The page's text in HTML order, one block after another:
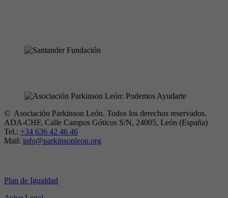
© Asociación Parkinson León. Todos los derechos reservados.
ADA-CHF, Calle Campos Góticos S/N, 24005, León (España)
Tel.: +34 636 42 46 46
Mail: info@parkinsonleon.org
Plan de Igualdad